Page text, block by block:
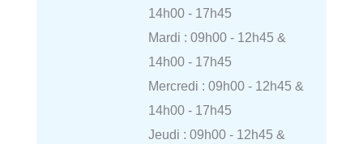
14h00 - 17h45
Mardi : 09h00 - 12h45 &
14h00 - 17h45
Mercredi : 09h00 - 12h45 &
14h00 - 17h45
Jeudi : 09h00 - 12h45 &